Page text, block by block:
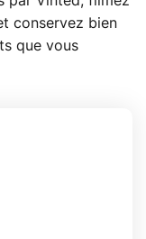
conservez bien
que vous